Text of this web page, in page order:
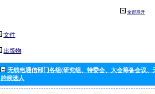
全部展开
文件
出版物
无线电通信部门各组(研究组、特委会、大会筹备会议
的候选人